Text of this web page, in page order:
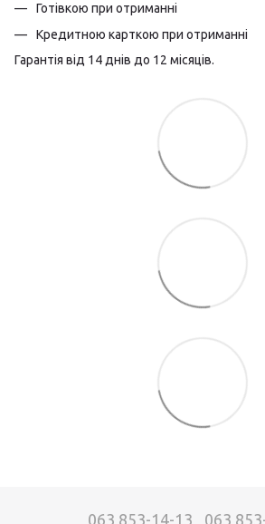
Готівкою при отриманні
Кредитною карткою при отриманні
Гарантія від 14 днів до 12 місяців.
063 853-14-13 063